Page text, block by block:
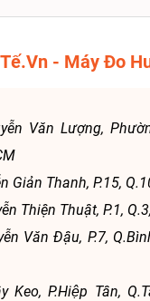
- Máy Đo
Văn Lượng,
Giản Thanh, P.15,
Thiện Thuật, P.1,
Văn Đậu, P.7,
Keo, P.Hiệp Tân,